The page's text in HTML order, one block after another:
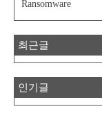
Ransomware
최근글
인기글